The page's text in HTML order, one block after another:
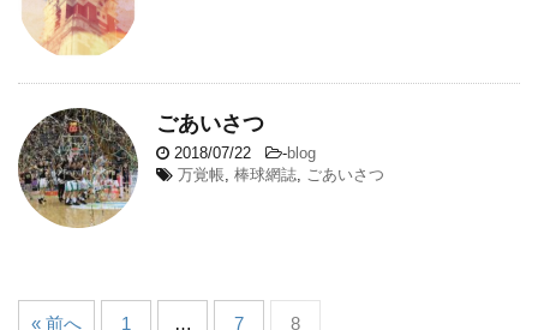
ごあいさつ
2018/07/22 -blog
万覚帳, 棒球網誌, ごあいさつ
« 前へ 1 … 7 8